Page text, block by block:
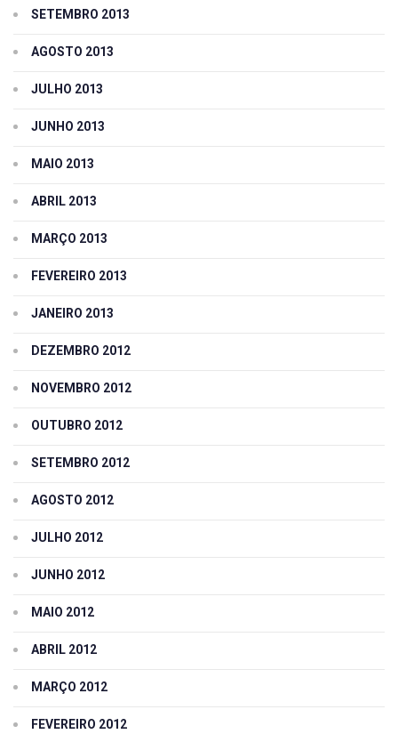
SETEMBRO 2013
AGOSTO 2013
JULHO 2013
JUNHO 2013
MAIO 2013
ABRIL 2013
MARÇO 2013
FEVEREIRO 2013
JANEIRO 2013
DEZEMBRO 2012
NOVEMBRO 2012
OUTUBRO 2012
SETEMBRO 2012
AGOSTO 2012
JULHO 2012
JUNHO 2012
MAIO 2012
ABRIL 2012
MARÇO 2012
FEVEREIRO 2012